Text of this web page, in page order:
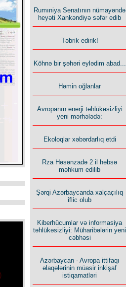
Rumıniya Senatının nümayəndə
heyəti Xankəndiyə səfər edib
Təbrik edirik!
Köhnə bir şəhəri eylədim abad...
Həmin oğlanlar
Avropanın enerji təhlükəsizliyi
yeni mərhələdə:
Ekoloqlar xəbərdarlıq etdi
Rza Həsənzadə 2 il həbsə
məhkum edilib
Şərqi Azərbaycanda xalçaçılıq
iflic olub
Kiberhücumlar və informasiya
təhlükəsizliyi: Müharibələrin yeni
cəbhəsi
Azərbaycan - Avropa ittifaqı
əlaqələrinin müasir inkişaf
istiqamatləri